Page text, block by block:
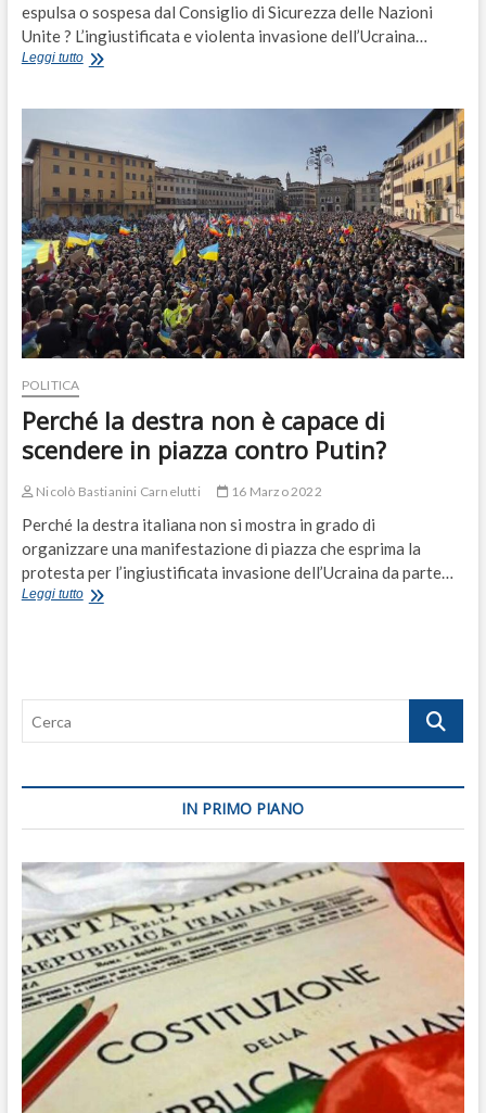
espulsa o sospesa dal Consiglio di Sicurezza delle Nazioni
Unite ? L’ingiustificata e violenta invasione dell’Ucraina…
Leggi tuttoPazza
dall’Onu.
Impossibile?
Sì,
ma…
POLITICA
Perché la destra non è capace di
scendere in piazza contro Putin?
Nicolò Bastianini Carnelutti 16 Marzo 2022
Perché la destra italiana non si mostra in grado di
organizzare una manifestazione di piazza che esprima la
protesta per l’ingiustificata invasione dell’Ucraina da parte…
Leggi tuttoPerché
contro
Cerca
IN PRIMO PIANO